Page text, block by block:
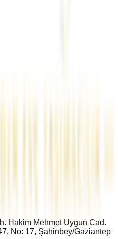
Hakim Mehmet Uygun Cad.
No: 17, Şahinbey/Gaziantep